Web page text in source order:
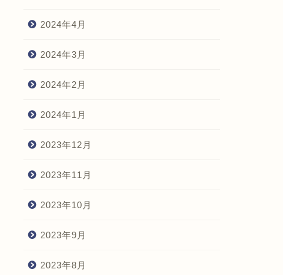
2024年4月
2024年3月
2024年2月
2024年1月
2023年12月
2023年11月
2023年10月
2023年9月
2023年8月